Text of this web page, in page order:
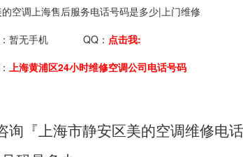
空调上海售后服务电话号码是多少|上门维修
暂无手机 QQ： 点击我:
上海黄浦区24小时维修空调公司电话号码
询『上海市静安区美的空调维修电